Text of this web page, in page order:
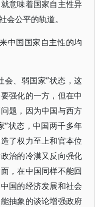
意味着国家自主性异
会公平的轨道。
中国国家自主性的均
会、弱国家”状态，这
强化的一方，但在中
题，因为中国与西方
”状态，中国两千多年
了权力至上和官本位
治的冷漠又反向强化
，在中国同样不能回
国的经济发展和社会
抽象的谈论增强政府